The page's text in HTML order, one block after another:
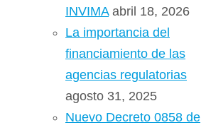
INVIMA abril 18, 2026
La importancia del
financiamiento de las
agencias regulatorias
agosto 31, 2025
Nuevo Decreto 0858 de